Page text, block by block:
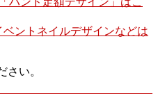
ントネイルデザインなどは
さい。